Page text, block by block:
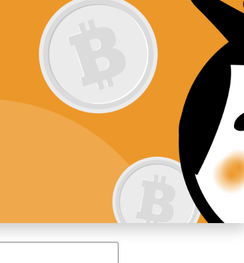
Nieuws
op het internet.